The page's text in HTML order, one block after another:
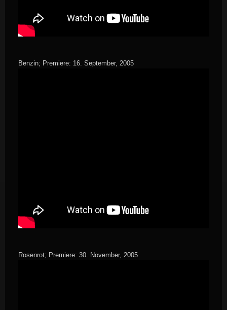
Benzin; Premiere: 16. September, 2005
Rosenrot; Premiere: 30. November, 2005